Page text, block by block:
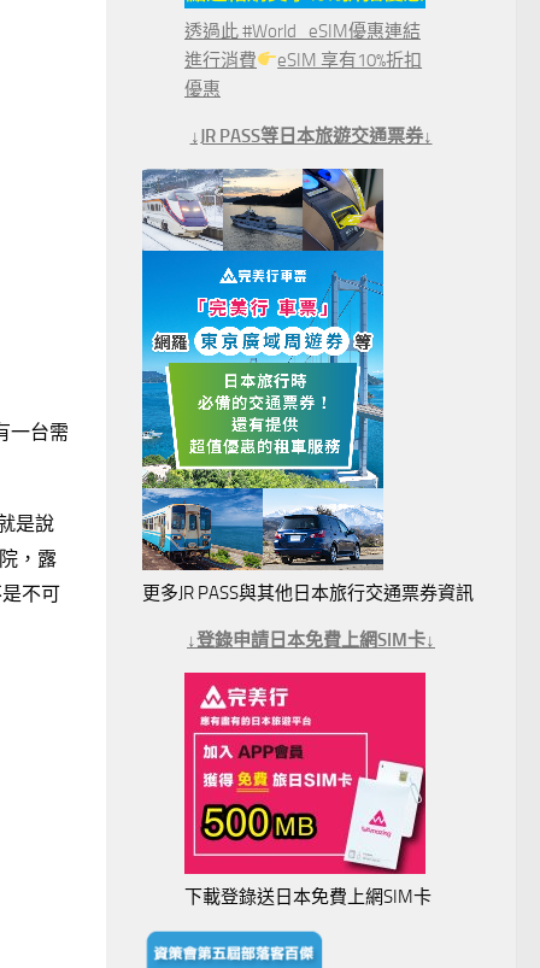
一台需
是說
，露
不可
透過此 #World_eSIM優惠連結
進行消費
eSIM 享有10%折扣
優惠
↓JR PASS等日本旅遊交通票券↓
更多JR PASS與其他日本旅行交通票券資訊
↓登錄申請日本免費上網SIM卡↓
下載登錄送日本免費上網SIM卡